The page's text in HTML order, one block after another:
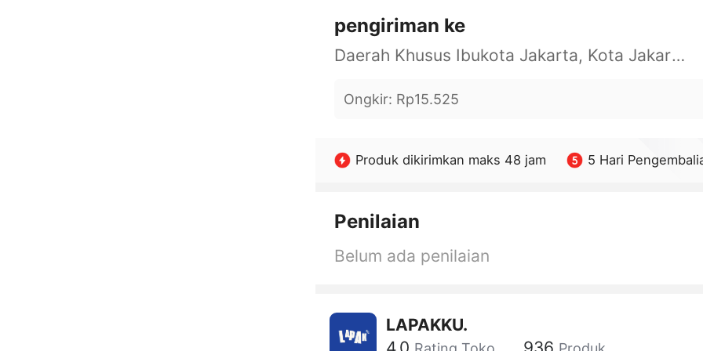
pengiriman ke
Daerah Khusus Ibukota Jakarta, Kota Jakarta Barat, Cengkareng, yy
Ongkir: Rp15.525
Produk dikirimkan maks 48 jam 5 Hari
Penilaian
Belum ada penilaian
LAPAKKU.